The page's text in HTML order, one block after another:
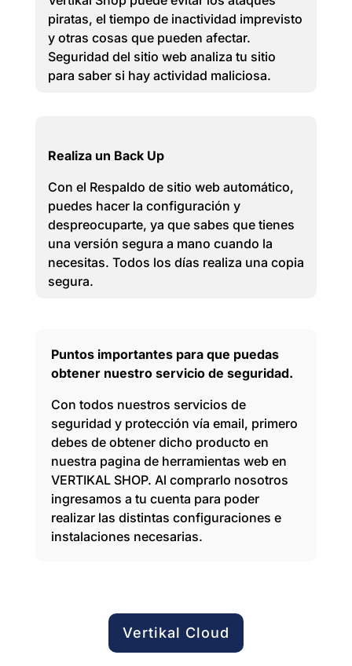
piratas, el tiempo de inactividad imprevisto
y otras cosas que pueden afectar.
Seguridad del sitio web analiza tu sitio
para saber si hay actividad maliciosa.
Realiza un Back Up
Con el Respaldo de sitio web automático,
puedes hacer la configuración y
despreocuparte, ya que sabes que tienes
una versión segura a mano cuando la
necesitas. Todos los días realiza una copia
segura.
Puntos importantes para que puedas
obtener nuestro servicio de seguridad.
Con todos nuestros servicios de
seguridad y protección vía email, primero
debes de obtener dicho producto en
nuestra pagina de herramientas web en
VERTIKAL SHOP. Al comprarlo nosotros
ingresamos a tu cuenta para poder
realizar las distintas configuraciones e
instalaciones necesarias.
Vertikal Cloud